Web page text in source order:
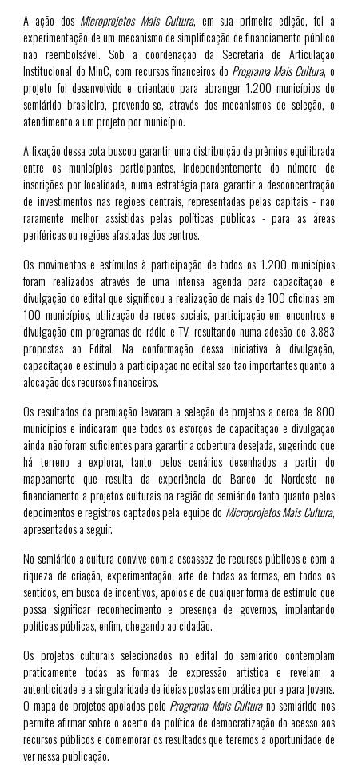
A ação dos Microprojetos Mais Cultura, em sua primeira edição, foi a
experimentação de um mecanismo de simplificação de financiamento público
não reembolsável. Sob a coordenação da Secretaria de Articulação
Institucional do MinC, com recursos financeiros do Programa Mais Cultura, o
projeto foi desenvolvido e orientado para abranger 1.200 municípios do
semiárido brasileiro, prevendo-se, através dos mecanismos de seleção, o
atendimento a um projeto por município.
A fixação dessa cota buscou garantir uma distribuição de prêmios equilibrada
entre os municípios participantes, independentemente do número de
inscrições por localidade, numa estratégia para garantir a desconcentração
de investimentos nas regiões centrais, representadas pelas capitais - não
raramente melhor assistidas pelas políticas públicas - para as áreas
periféricas ou regiões afastadas dos centros.
Os movimentos e estímulos à participação de todos os 1.200 municípios
foram realizados através de uma intensa agenda para capacitação e
divulgação do edital que significou a realização de mais de 100 oficinas em
100 municípios, utilização de redes sociais, participação em encontros e
divulgação em programas de rádio e TV, resultando numa adesão de 3.883
propostas ao Edital. Na conformação dessa iniciativa à divulgação,
capacitação e estímulo à participação no edital são tão importantes quanto à
alocação dos recursos financeiros.
Os resultados da premiação levaram a seleção de projetos a cerca de 800
municípios e indicaram que todos os esforços de capacitação e divulgação
ainda não foram suficientes para garantir a cobertura desejada, sugerindo que
há terreno a explorar, tanto pelos cenários desenhados a partir do
mapeamento que resulta da experiência do Banco do Nordeste no
financiamento a projetos culturais na região do semiárido tanto quanto pelos
depoimentos e registros captados pela equipe do Microprojetos Mais Cultura,
apresentados a seguir.
No semiárido a cultura convive com a escassez de recursos públicos e com a
riqueza de criação, experimentação, arte de todas as formas, em todos os
sentidos, em busca de incentivos, apoios e de qualquer forma de estímulo que
possa significar reconhecimento e presença de governos, implantando
políticas públicas, enfim, chegando ao cidadão.
Os projetos culturais selecionados no edital do semiárido contemplam
praticamente todas as formas de expressão artística e revelam a
autenticidade e a singularidade de ideias postas em prática por e para jovens.
O mapa de projetos apoiados pelo Programa Mais Culturano semiárido nos
permite afirmar sobre o acerto da política de democratização do acesso aos
recursos públicos e comemorar os resultados que teremos a oportunidade de
ver nessa publicação.